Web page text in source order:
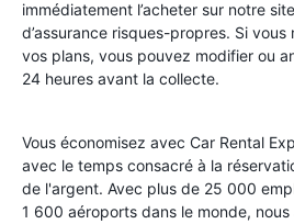
immédiatement l’acheter sur notre
d’assurance risques-propres. Si
vos plans, vous pouvez modifier ou
24 heures avant la collecte.
Vous économisez avec Car Rental
avec le temps consacré à la
de l'argent. Avec plus de 25 000
1 600 aéroports dans le monde,